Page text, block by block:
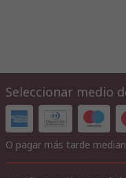
Seleccionar medio
O pagar más tarde